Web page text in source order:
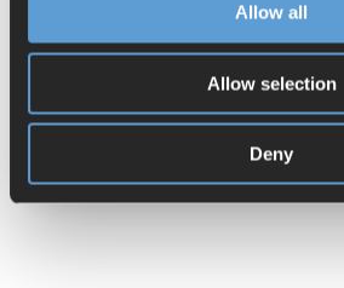
Allow all
Allow selection
Deny
Ergebnis
: ca. 4-6 Wochen nach